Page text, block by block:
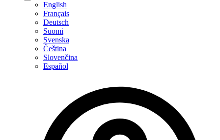
English
Français
Deutsch
Suomi
Svenska
Čeština
Slovenčina
Español